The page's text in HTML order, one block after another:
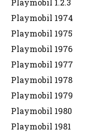
Playmobil 1.2.3
Playmobil 1974
Playmobil 1975
Playmobil 1976
Playmobil 1977
Playmobil 1978
Playmobil 1979
Playmobil 1980
Playmobil 1981